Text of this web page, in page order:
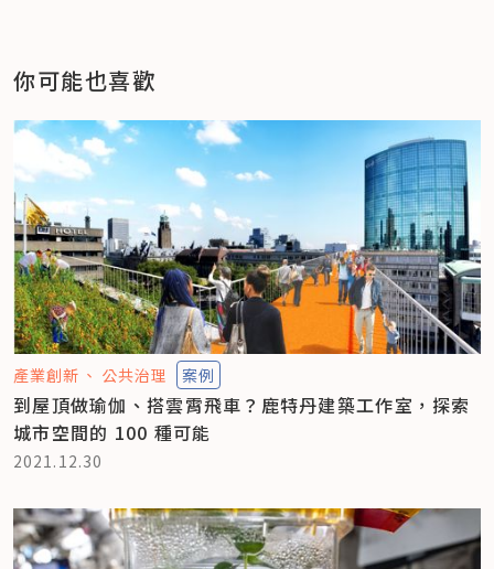
你可能也喜歡
產業創新 公共治理 案例
到屋頂做瑜伽、搭雲霄飛車？鹿特丹建築工作室，探索
城市空間的 100 種可能
2021.12.30